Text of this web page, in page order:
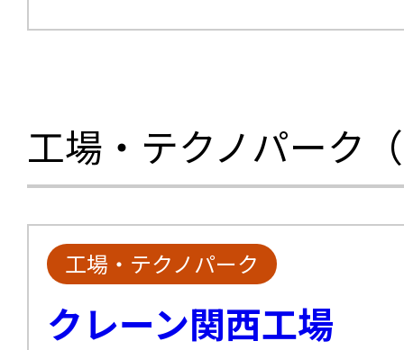
工場・テクノパーク
工場・テクノパーク
クレーン関西工場